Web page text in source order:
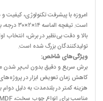
امروزه با پیشرفت تکنولوژی،
است.
بالا و دقت بی‌نظیر در برش، انتخاب
تولیدکنندگان بزرگ شده است.
ویژگی‌های شاخص:
برش سریع و دقیق بدون لب‌پر شدن
کاهش زمان تعویض ابزار در
هزینه کمتر در بلندمدت به دلیل دوام
مناسب برای انواع چوب سخت، MDF، فلزات نرم و مواد کامپوزیتی